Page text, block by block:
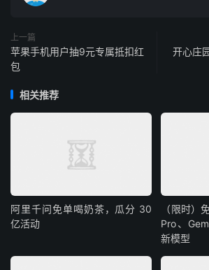
上一篇
苹果手机用户抽9元专属抵扣红
包
开心庄
相关推荐
阿里千问免单喝奶茶，瓜分 30
亿活动
（限时）
Pro、
新模型